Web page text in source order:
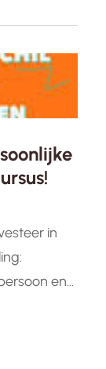
en je
in
en